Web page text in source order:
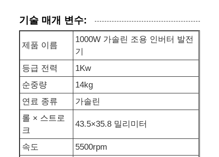
발전기 세트에 방음 장치를 하세요
덮개 발전기 세트
저소음 발생기
발전기 유지보수
기술 매개 변수:
제품 이름
1000W 가솔린 조용 인버터 발전
기
등급 전력
1Kw
순중량
14kg
연료 종류
가솔린
롤 × 스트로
크
43.5×35.8 밀리미터
속도
5500rpm